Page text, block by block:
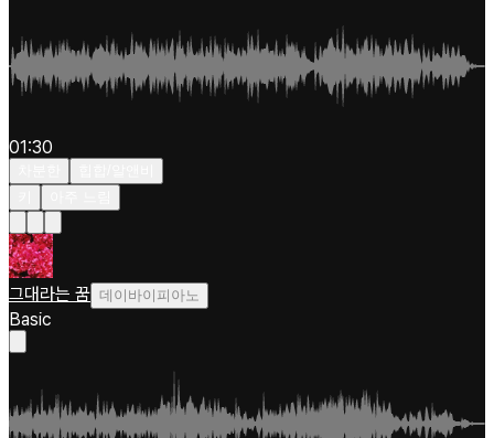
01:30
그대라는 꿈 데이바이피아노
Basic